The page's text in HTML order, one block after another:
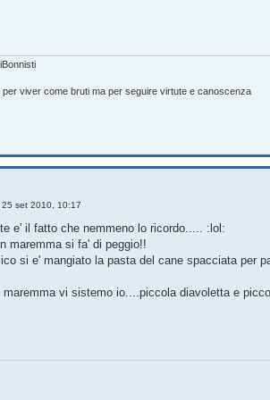
per viver come bruti ma per seguire virtute e canoscenza
25 set 2010, 10:17
e' il fatto che nemmeno lo ricordo..... :lol:
maremma si fa' di peggio!!
si e' mangiato la pasta del cane spacciata per
maremma vi sistemo io....piccola diavoletta e